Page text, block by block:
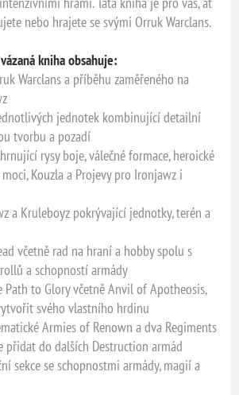
nebo hrajete se svými Orruk Warclans.
kniha obsahuje:
Warclans a příběhu zaměřeného na
jednotek kombinující detailní
tvorbu a pozadí
rysy boje, válečné formace, heroické
Kouzla a Projevy pro Ironjawz i
a Kruleboyz pokrývající jednotky, terén a
včetně rad na hraní a hobby spolu s
a schopností armády
to Glory včetně Anvil of Apotheosis,
svého vlastního hrdinu
Armies of Renown a dva Regiments
přidat do dalších Destruction armád
sekce se schopnostmi armády, magií a